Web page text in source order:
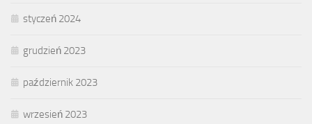
styczeń 2024
grudzień 2023
październik 2023
wrzesień 2023